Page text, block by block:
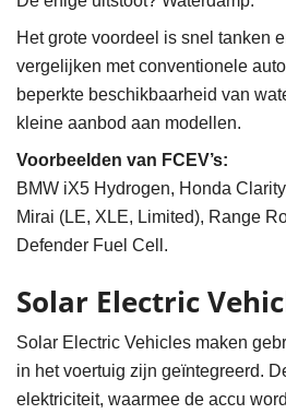
Het grote voordeel is snel tanken
vergelijken met conventionele
beperkte beschikbaarheid van
kleine aanbod aan modellen.
Voorbeelden van FCEV’s:
BMW iX5 Hydrogen, Honda
Mirai (LE, XLE, Limited), Range
Defender Fuel Cell.
Solar Electric
Solar Electric Vehicles maken
in het voertuig zijn geïntegreerd.
elektriciteit, waarmee de accu